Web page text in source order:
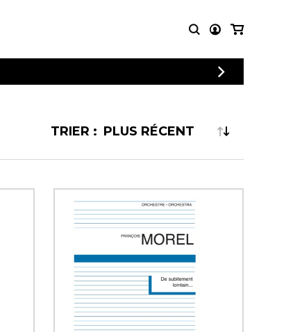
ENSEMBLES
Concerto
Quatuor de flûtes
Quatuor de saxophones
Articles promotionnels
et livres
TRIER :